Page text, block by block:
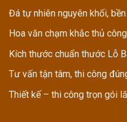
Đá tự nhiên nguyên khối,
Hoa văn chạm khắc thủ
Kích thước chuẩn thước Lỗ
Tư vấn tận tâm, thi công
Thiết kế – thi công trọn gói